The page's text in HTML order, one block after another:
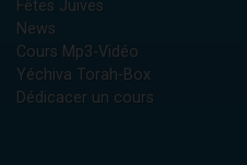
Fêtes Juives
News
Cours Mp3-Vidéo
Yéchiva Torah-Box
Dédicacer un cours